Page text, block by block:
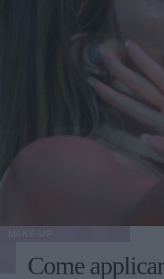
Come